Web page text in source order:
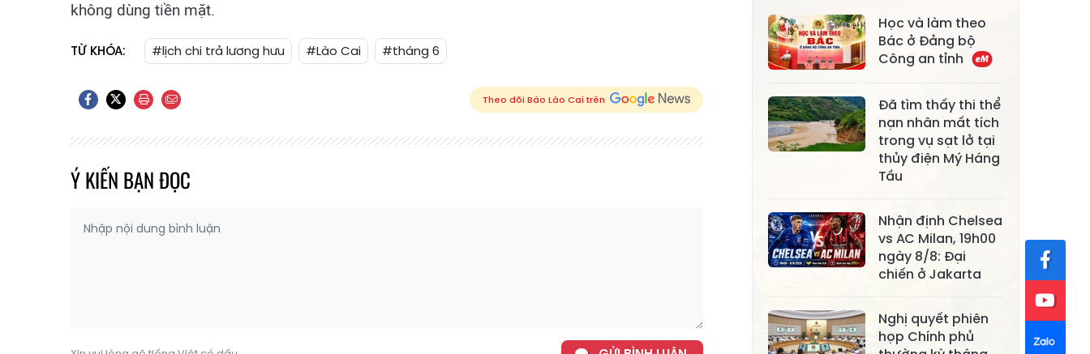
không dùng tiền mặt.
TỪ KHÓA: #lịch chi trả lương hưu #Lào Cai #tháng 6
Theo dõi Báo Lào Cai trên
Ý KIẾN BẠN ĐỌC
Bằng La
Xã Chấn Thịnh
Xã Nghĩa Tâm
Xã Phong Dụ
Xã Châu Quế
Xã Lâm Giang
Xã Đông
Cuông
Xã Tân Hợp
Xã Mỏ Vàng
Xã Lâm
Thượng
Xã Lục Yên
Xã Tân Lĩnh
Xã Mường Lai
Xã Cảm Nhân
Học và làm theo
Bác ở Đảng bộ
Công an tỉnh
Đã tìm thấy thi thể
nạn nhân mất tích
trong vụ sạt lở tại
thủy điện Mý Háng
Tầu
Nhận định Chelsea
vs AC Milan, 19h00
ngày 8/8: Đại
chiến ở Jakarta
Nghị quyết phiên
họp Chính phủ